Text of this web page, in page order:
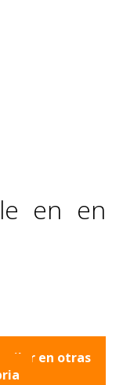
en en
en otras